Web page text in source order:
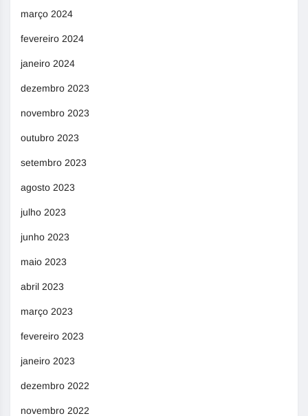
março 2024
fevereiro 2024
janeiro 2024
dezembro 2023
novembro 2023
outubro 2023
setembro 2023
agosto 2023
julho 2023
junho 2023
maio 2023
abril 2023
março 2023
fevereiro 2023
janeiro 2023
dezembro 2022
novembro 2022